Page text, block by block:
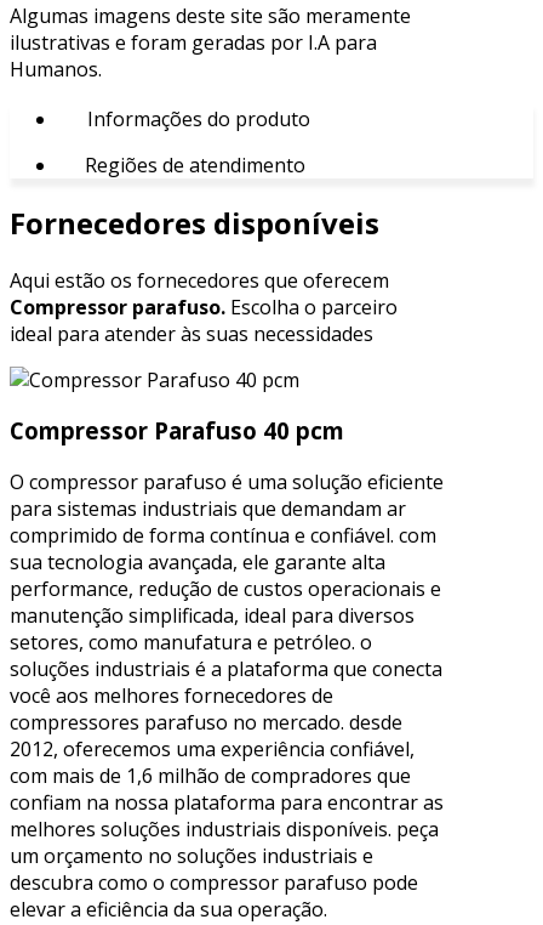
Algumas imagens deste site são meramente
ilustrativas e foram geradas por I.A para
Humanos.
Informações do produto
Regiões de atendimento
Fornecedores disponíveis
Aqui estão os fornecedores que oferecem
Compressor parafuso. Escolha o parceiro
ideal para atender às suas necessidades
Compressor Parafuso 40 pcm
O compressor parafuso é uma solução eficiente
para sistemas industriais que demandam ar
comprimido de forma contínua e confiável. com
sua tecnologia avançada, ele garante alta
performance, redução de custos operacionais e
manutenção simplificada, ideal para diversos
setores, como manufatura e petróleo. o
soluções industriais é a plataforma que conecta
você aos melhores fornecedores de
compressores parafuso no mercado. desde
2012, oferecemos uma experiência confiável,
com mais de 1,6 milhão de compradores que
confiam na nossa plataforma para encontrar as
melhores soluções industriais disponíveis. peça
um orçamento no soluções industriais e
descubra como o compressor parafuso pode
elevar a eficiência da sua operação.